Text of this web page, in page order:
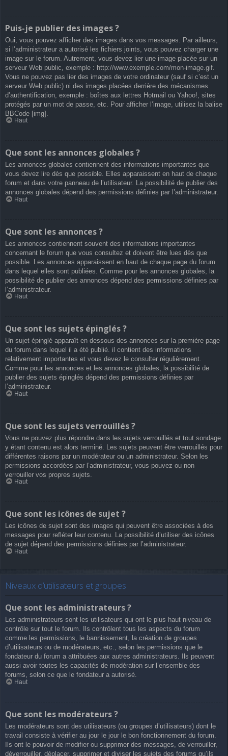
Puis-je publier des images ?
Oui, vous pouvez afficher des images dans vos messages. Par ailleurs,
si l’administrateur a autorisé les fichiers joints, vous pouvez charger une
image sur le forum. Autrement, vous devez lier une image placée sur un
serveur Web public, exemple : http://www.exemple.com/mon-image.gif.
Vous ne pouvez pas lier des images de votre ordinateur (sauf si c’est un
serveur Web public) ni des images placées derrière des mécanismes
d’authentification, exemple : boîtes aux lettres Hotmail ou Yahoo!, sites
protégés par un mot de passe, etc. Pour afficher l’image, utilisez la balise
BBCode [img].
Haut
Que sont les annonces globales ?
Les annonces globales contiennent des informations importantes que
vous devez lire dès que possible. Elles apparaissent en haut de chaque
forum et dans votre panneau de l’utilisateur. La possibilité de publier des
annonces globales dépend des permissions définies par l’administrateur.
Haut
Que sont les annonces ?
Les annonces contiennent souvent des informations importantes
concernant le forum que vous consultez et doivent être lues dès que
possible. Les annonces apparaissent en haut de chaque page du forum
dans lequel elles sont publiées. Comme pour les annonces globales, la
possibilité de publier des annonces dépend des permissions définies par
l’administrateur.
Haut
Que sont les sujets épinglés ?
Un sujet épinglé apparaît en dessous des annonces sur la première page
du forum dans lequel il a été publié. il contient des informations
relativement importantes et vous devez le consulter régulièrement.
Comme pour les annonces et les annonces globales, la possibilité de
publier des sujets épinglés dépend des permissions définies par
l’administrateur.
Haut
Que sont les sujets verrouillés ?
Vous ne pouvez plus répondre dans les sujets verrouillés et tout sondage
y étant contenu est alors terminé. Les sujets peuvent être verrouillés pour
différentes raisons par un modérateur ou un administrateur. Selon les
permissions accordées par l’administrateur, vous pouvez ou non
verrouiller vos propres sujets.
Haut
Que sont les icônes de sujet ?
Les icônes de sujet sont des images qui peuvent être associées à des
messages pour refléter leur contenu. La possibilité d’utiliser des icônes
de sujet dépend des permissions définies par l’administrateur.
Haut
Niveaux d’utilisateurs et groupes
Que sont les administrateurs ?
Les administrateurs sont les utilisateurs qui ont le plus haut niveau de
contrôle sur tout le forum. Ils contrôlent tous les aspects du forum
comme les permissions, le bannissement, la création de groupes
d’utilisateurs ou de modérateurs, etc., selon les permissions que le
fondateur du forum a attribuées aux autres administrateurs. Ils peuvent
aussi avoir toutes les capacités de modération sur l’ensemble des
forums, selon ce que le fondateur a autorisé.
Haut
Que sont les modérateurs ?
Les modérateurs sont des utilisateurs (ou groupes d’utilisateurs) dont le
travail consiste à vérifier au jour le jour le bon fonctionnement du forum.
Ils ont le pouvoir de modifier ou supprimer des messages, de verrouiller,
déverrouiller, déplacer, supprimer et diviser les sujets des forums qu’ils